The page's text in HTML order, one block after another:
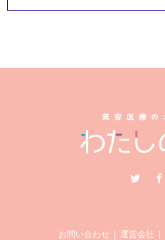
Instagram
お問い合わせ 運営会社